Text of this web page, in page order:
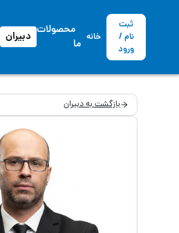
ثبت
نام /
ورود
خانه
محصولات
ما
دبیران
بازگشت به دبیران